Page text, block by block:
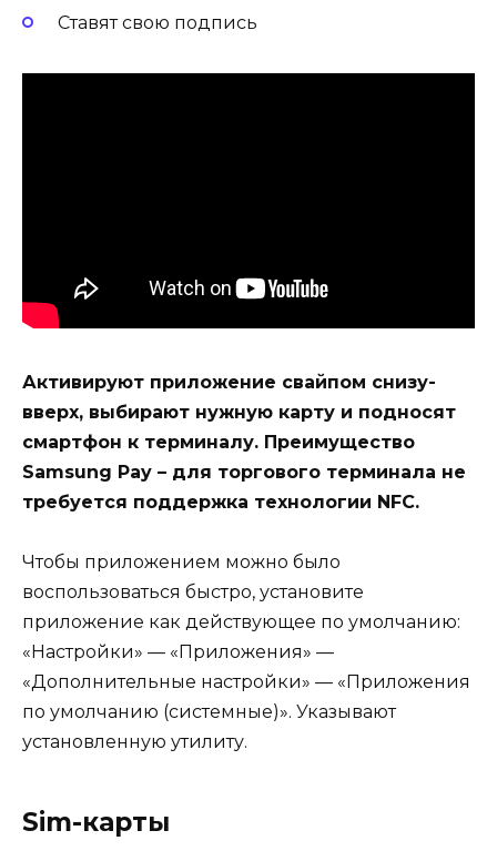
Ставят свою подпись
Активируют приложение свайпом снизу-
вверх, выбирают нужную карту и подносят
смартфон к терминалу. Преимущество
Samsung Pay – для торгового терминала не
требуется поддержка технологии NFC.
Чтобы приложением можно было
воспользоваться быстро, установите
приложение как действующее по умолчанию:
«Настройки» — «Приложения» —
«Дополнительные настройки» — «Приложения
по умолчанию (системные)». Указывают
установленную утилиту.
Sim-карты